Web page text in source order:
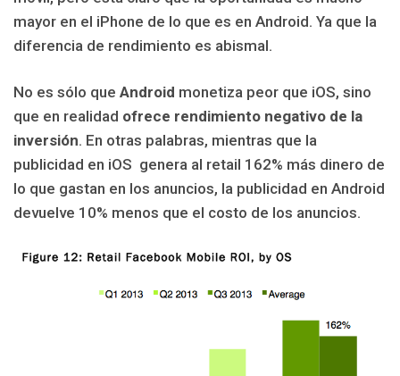
mayor en el iPhone de lo que es en Android. Ya que la
diferencia de rendimiento es abismal.
No es sólo que Android monetiza peor que iOS, sino
que en realidad ofrece rendimiento negativo de la
inversión. En otras palabras, mientras que la
publicidad en iOS genera al retail 162% más dinero de
lo que gastan en los anuncios, la publicidad en Android
devuelve 10% menos que el costo de los anuncios.